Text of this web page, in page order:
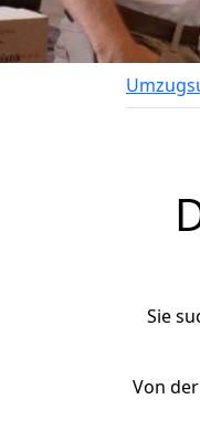
Sie
Von